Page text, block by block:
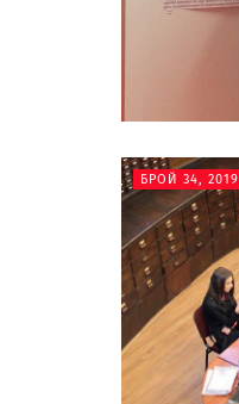
БРОЙ 34, 2019